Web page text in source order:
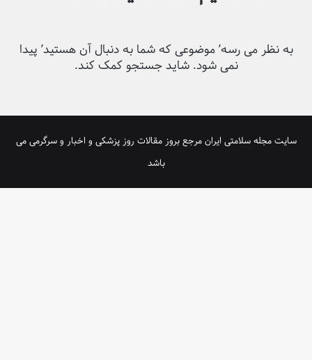
به نظر می رسه’ موضوعی که شما به دنبال آن هستید’ پیدا
نمی شود. شاید جستجو کمک کند.
سایت مجله سلامتی ایران مرجع بروز مقالات روز پزشکی و اخبار و سرگرمی می
باشد